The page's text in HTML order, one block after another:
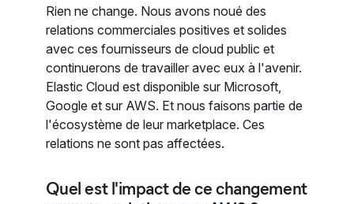
Rien ne change. Nous avons noué des
relations commerciales positives et solides
avec ces fournisseurs de cloud public et
continuerons de travailler avec eux à l'avenir.
Elastic Cloud est disponible sur Microsoft,
Google et sur AWS. Et nous faisons partie de
l'écosystème de leur marketplace. Ces
relations ne sont pas affectées.
Quel est l'impact de ce changement